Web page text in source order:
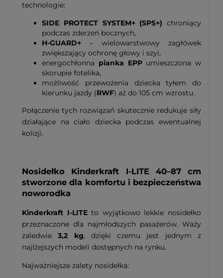
technologie:
SIDE PROTECT SYSTEM+ (SPS+) chroniący
podczas zderzeń bocznych,
H-GUARD+ – wielowarstwowy zagłówek
zwiększający ochronę głowy i szyi,
energochłonna pianka EPPumieszczona w
skorupie fotelika,
możliwość przewożenia dziecka tyłem do
kierunku jazdy (RWF) aż do 105 cm wzrostu.
Połączenie tych rozwiązań skutecznie redukuje siły
działające na ciało dziecka podczas ewentualnej
kolizji.
Nosidełko Kinderkraft I-LITE 40–87 cm
stworzone dla komfortu i bezpieczeństwa
noworodka
Kinderkraft I-LITEto wyjątkowo lekkie nosidełko
przeznaczone dla najmłodszych pasażerów. Waży
zaledwie3,2 kg, dzięki czemu jest jednym z
najlżejszych modeli dostępnych na rynku.
Najważniejsze zalety nosidełka: